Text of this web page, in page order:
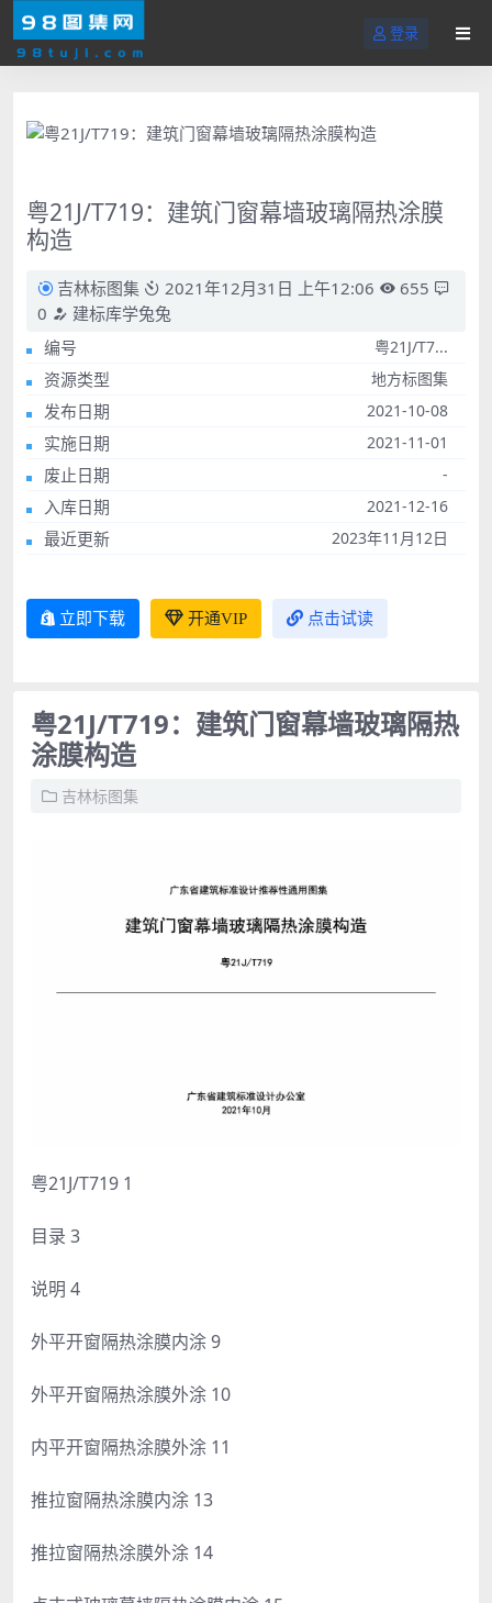
登录
粤21J/T719：建筑门窗幕墙玻璃隔热涂膜
构造
吉林标图集 2021年12月31日 上午12:06
655
0
建标库学兔兔
编号
粤21J/T7...
资源类型 地方标图集
发布日期 2021-10-08
实施日期 2021-11-01
废止日期 -
入库日期 2021-12-16
最近更新 2023年11月12日
立即下载 开通VIP 点击试读
粤21J/T719：建筑门窗幕墙玻璃隔热
涂膜构造
吉林标图集
粤21J/T719 1
目录 3
说明 4
外平开窗隔热涂膜内涂 9
外平开窗隔热涂膜外涂 10
内平开窗隔热涂膜外涂 11
推拉窗隔热涂膜内涂 13
推拉窗隔热涂膜外涂 14